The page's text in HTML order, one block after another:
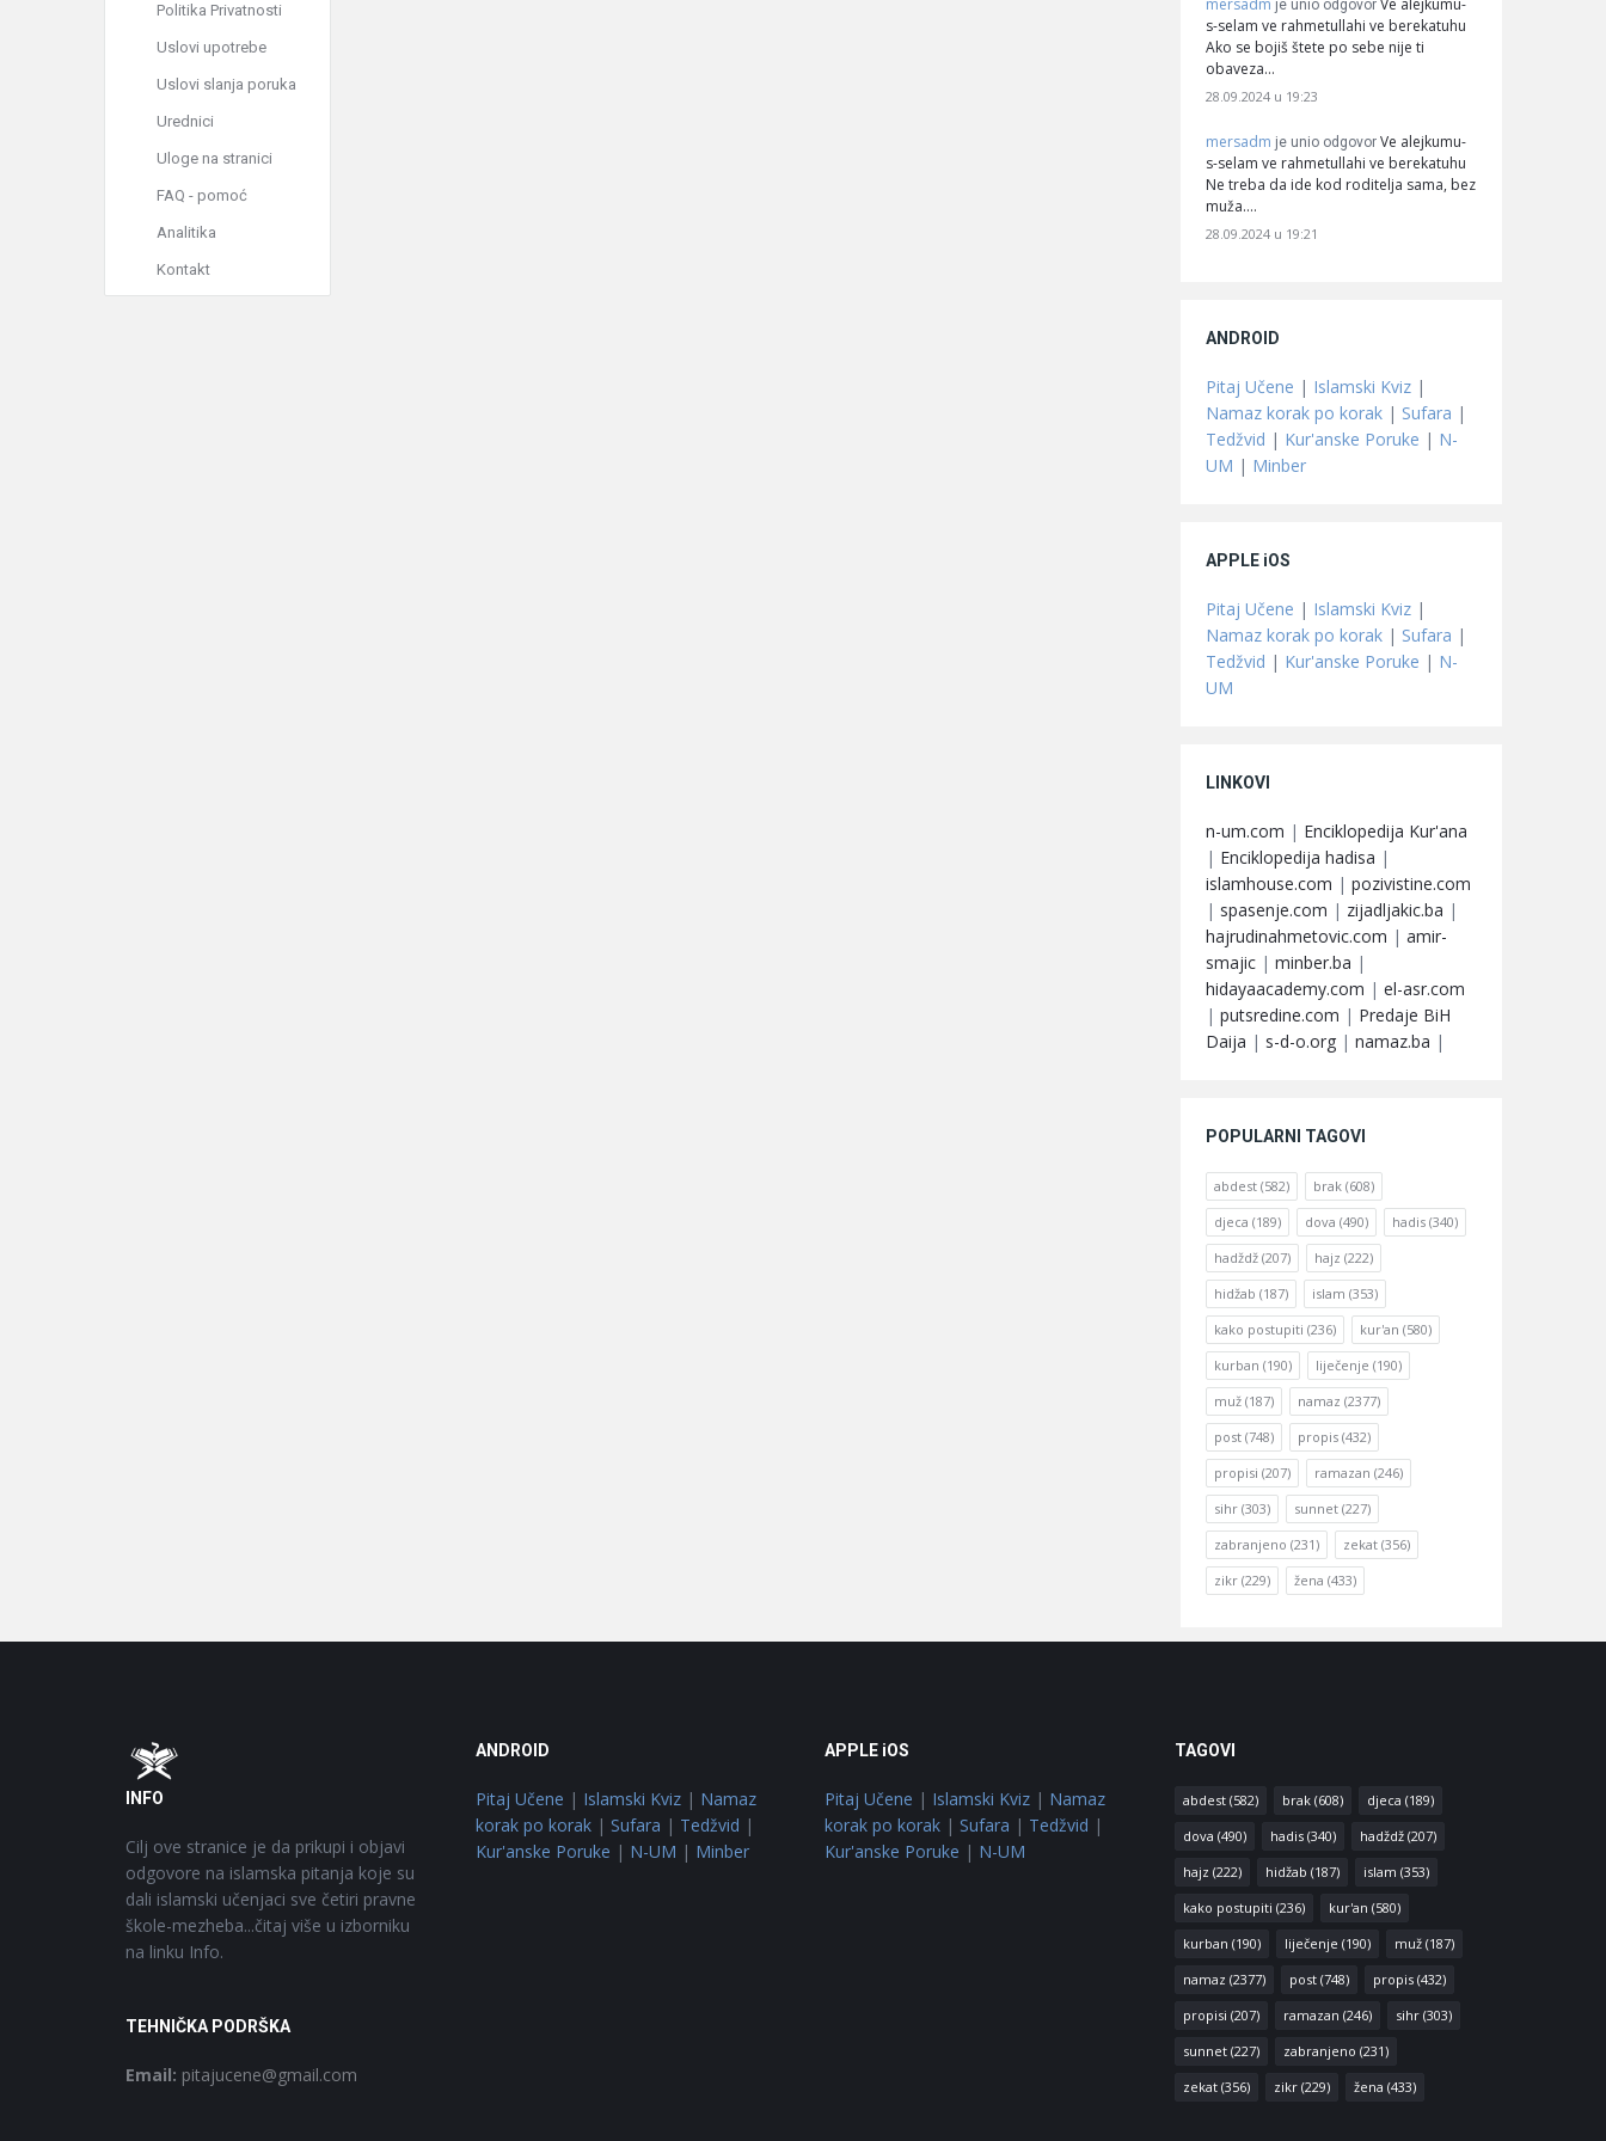
je unio odgovor
s-selam ve rahmetullahi ve berekatuhu
Ako se bojiš štete po sebe nije ti
obaveza…
28.09.2024 u 19:23
mersadm je unio odgovor Ve alejkumu-
s-selam ve rahmetullahi ve berekatuhu
Ne treba da ide kod roditelja sama, bez
muža.…
28.09.2024 u 19:21
ANDROID
Pitaj Učene | Islamski Kviz |
Namaz korak po korak | Sufara |
Tedžvid | Kur'anske Poruke | N-
UM | Minber
APPLE iOS
Pitaj Učene | Islamski Kviz |
Namaz korak po korak | Sufara |
Tedžvid | Kur'anske Poruke | N-
UM
LINKOVI
n-um.com | Enciklopedija Kur'ana
| Enciklopedija hadisa |
islamhouse.com | pozivistine.com
| spasenje.com | zijadljakic.ba |
hajrudinahmetovic.com | amir-
smajic | minber.ba |
hidayaacademy.com | el-asr.com
| putsredine.com | Predaje BiH
Daija | s-d-o.org | namaz.ba |
POPULARNI TAGOVI
abdest (582) brak (608)
djeca (189) dova (490) hadis (340)
hadždž (207) hajz (222)
hidžab (187) islam (353)
kako postupiti (236) kur'an (580)
kurban (190) liječenje (190)
muž (187) namaz (2377)
post (748) propis (432)
propisi (207) ramazan (246)
sihr (303) sunnet (227)
zabranjeno (231) zekat (356)
zikr (229) žena (433)
Politika Privatnosti
Uslovi upotrebe
Uslovi slanja poruka
Urednici
Uloge na stranici
FAQ - pomoć
Analitika
Kontakt
Footer
INFO
Cilj ove stranice je da prikupi i objavi
odgovore na islamska pitanja koje su
dali islamski učenjaci sve četiri pravne
škole-mezheba...čitaj više u izborniku
na linku Info.
TEHNIČKA PODRŠKA
Email: pitajucene@gmail.com
ANDROID
Pitaj Učene | Islamski Kviz| Namaz
korak po korak| Sufara | Tedžvid |
Kur'anske Poruke | N-UM | Minber
APPLE iOS
Pitaj Učene | Islamski Kviz | Namaz
korak po korak | Sufara | Tedžvid |
Kur'anske Poruke | N-UM
TAGOVI
abdest(582) brak(608) djeca (189)
dova (490) hadis(340) hadždž(207)
hajz (222) hidžab (187) islam (353)
kako postupiti (236) kur'an (580)
kurban (190) liječenje (190) muž(187)
namaz (2377) post(748) propis(432)
propisi (207) ramazan (246) sihr(303)
sunnet(227) zabranjeno (231)
zekat(356) zikr(229) žena (433)